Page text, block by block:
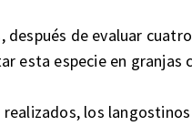
después de evaluar
esta especie en granjas
los